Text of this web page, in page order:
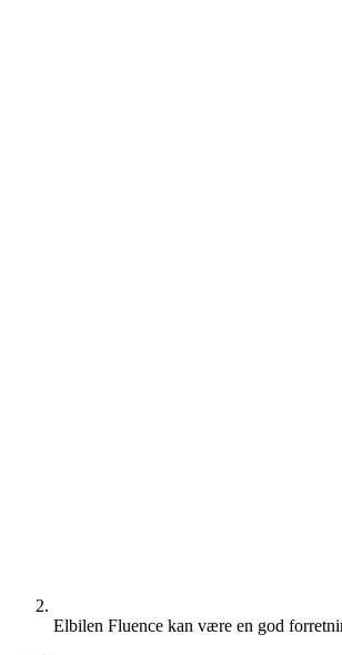
Elbilen Fluence kan være en god